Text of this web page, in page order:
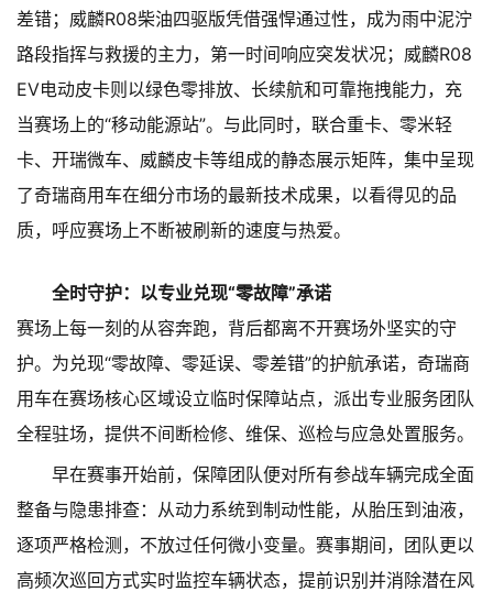
差错；威麟R08柴油四驱版凭借强悍通过性，成为雨中泥泞
路段指挥与救援的主力，第一时间响应突发状况；威麟R08
EV电动皮卡则以绿色零排放、长续航和可靠拖拽能力，充
当赛场上的“移动能源站”。与此同时，联合重卡、零米轻
卡、开瑞微车、威麟皮卡等组成的静态展示矩阵，集中呈现
了奇瑞商用车在细分市场的最新技术成果，以看得见的品
质，呼应赛场上不断被刷新的速度与热爱。
全时守护：以专业兑现“零故障”承诺
赛场上每一刻的从容奔跑，背后都离不开赛场外坚实的守
护。为兑现“零故障、零延误、零差错”的护航承诺，奇瑞商
用车在赛场核心区域设立临时保障站点，派出专业服务团队
全程驻场，提供不间断检修、维保、巡检与应急处置服务。
早在赛事开始前，保障团队便对所有参战车辆完成全面
整备与隐患排查：从动力系统到制动性能，从胎压到油液，
逐项严格检测，不放过任何微小变量。赛事期间，团队更以
高频次巡回方式实时监控车辆状态，提前识别并消除潜在风